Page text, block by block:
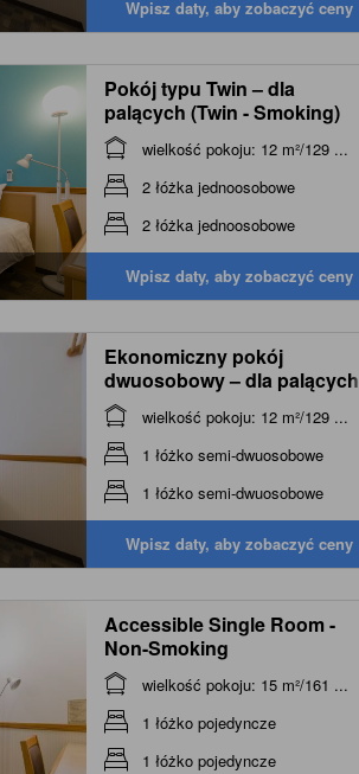
Wpisz daty, aby zobaczyć ceny
Pokój typu Twin – dla
palących (Twin - Smoking)
wielkość pokoju: 12 m²/129 ...
2 łóżka jednoosobowe
2 łóżka jednoosobowe
Wpisz daty, aby zobaczyć ceny
Ekonomiczny pokój
dwuosobowy – dla palących
(Economy Double Room
Smoking)
wielkość pokoju: 12 m²/129 ...
1 łóżko semi-dwuosobowe
1 łóżko semi-dwuosobowe
Wpisz daty, aby zobaczyć ceny
Accessible Single Room -
Non-Smoking
wielkość pokoju: 15 m²/161 ...
1 łóżko pojedyncze
1 łóżko pojedyncze